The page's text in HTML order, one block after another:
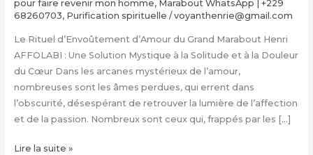
pour faire revenir mon homme, Marabout WhatsApp | +229
68260703, Purification spirituelle /voyanthenrie@gmail.com
Le Rituel d’Envoûtement d’Amour du Grand Marabout Henri
AFFOLABI : Une Solution Mystique à la Solitude et à la Douleur
du Cœur Dans les arcanes mystérieux de l’amour,
nombreuses sont les âmes perdues, qui errent dans
l’obscurité, désespérant de retrouver la lumière de l’affection
et de la passion. Nombreux sont ceux qui, frappés par les […]
Rituel
Lire la suite »